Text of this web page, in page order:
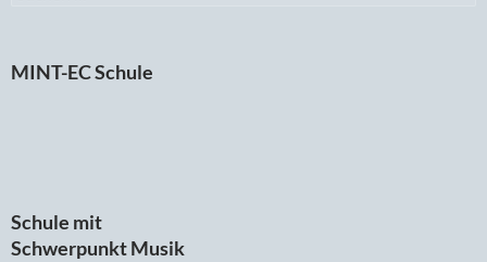
MINT-EC Schule
Schule mit
Schwerpunkt Musik